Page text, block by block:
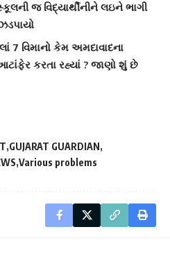
જ વિદ્યાર્થીનીને લઇને ભાગી
7 વિમાનો કેમ અમદાવાદના
કરતા રહ્યાં ? જાણો શું છે
GUJARAT GUARDIAN
Various problems